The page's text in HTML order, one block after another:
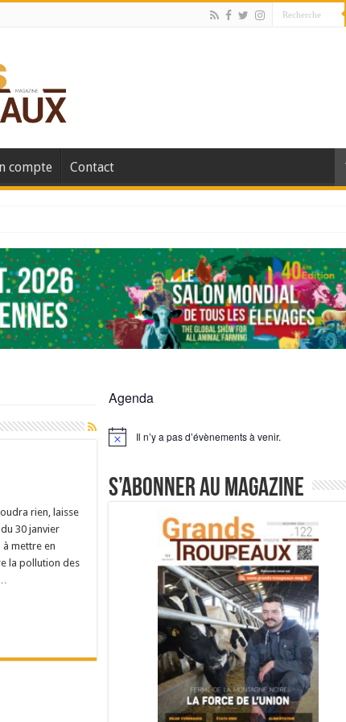
compte Contact
rien, laisse
30 janvier
à mettre en
la pollution des
Agenda
Notice Il n’y a pas d’évènements à venir.
S’abonner au magazine